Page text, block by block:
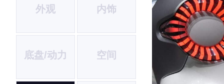
置: 全
外观 内饰
底盘/动力 空间